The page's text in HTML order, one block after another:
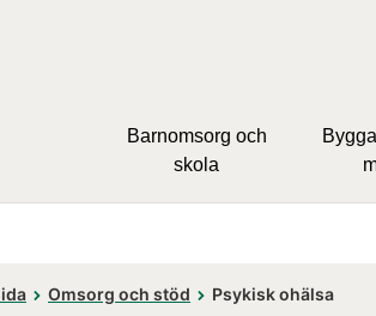
Barnomsorg och
skola
Omsorg och stöd Psykisk ohälsa